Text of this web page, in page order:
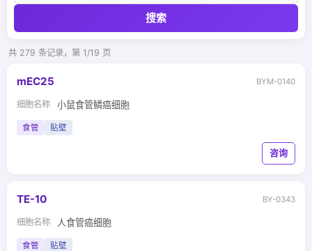
搜索
共 279 条记录，第 1/19 页
mEC25 BYM-0140
细胞名称 小鼠食管鳞癌细胞
食管 贴壁
咨询
TE-10 BY-0343
细胞名称 人食管癌细胞
食管 贴壁